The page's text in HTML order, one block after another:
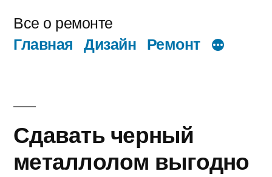
содержимому
Все о ремонте
Главная Дизайн Ремонт
Сдавать черный
металлолом выгодно